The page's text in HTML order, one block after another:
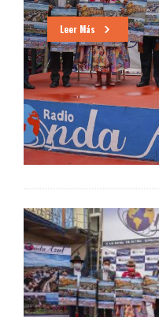
Leer Más